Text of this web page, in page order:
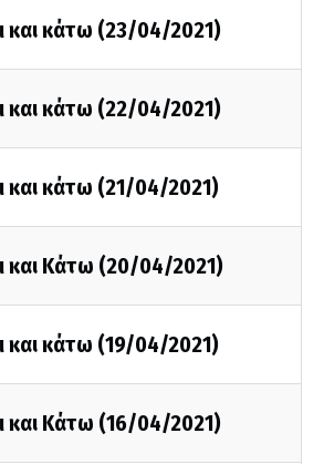
και κάτω (23/04/2021)
και κάτω (22/04/2021)
και κάτω (21/04/2021)
και Κάτω (20/04/2021)
και κάτω (19/04/2021)
και Κάτω (16/04/2021)